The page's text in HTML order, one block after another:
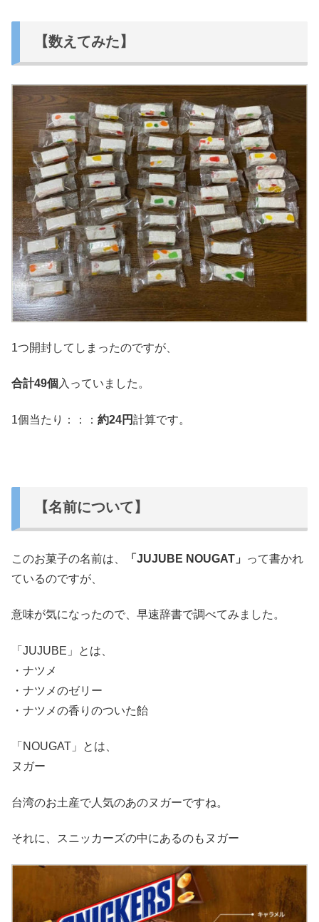
【数えてみた】
1つ開封してしまったのですが、
合計49個 入っていました。
1個当たり：：： 約24円計算です。
【名前について】
このお菓子の名前は、 「JUJUBE NOUGAT」
って書かれ
ているのですが、
意味が気になったので、早速辞書で調べてみました。
「JUJUBE」とは、
・ナツメ
・ナツメのゼリー
・ナツメの香りのついた飴
「NOUGAT」とは、
ヌガー
台湾のお土産で人気のあのヌガーですね。
それに、スニッカーズの中にあるのもヌガー